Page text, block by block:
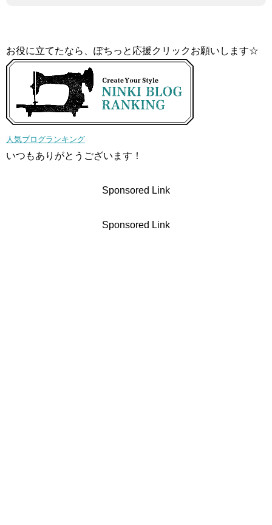
お役に立てたなら、ぽちっと応援クリックお願いします☆
人気ブログランキング
いつもありがとうございます！
Sponsored Link
Sponsored Link